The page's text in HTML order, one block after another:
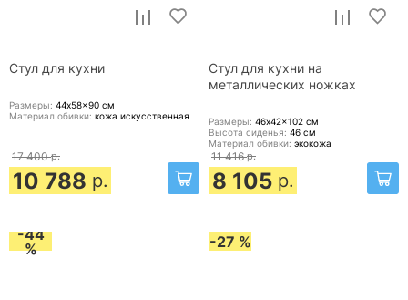
Стул для кухни
Размеры: 44x58x90 см
Материал обивки: кожа искусственная
17 400 р.
10 788 р.
Стул для кухни на
металлических ножках
Размеры: 46x42x102 см
Высота сиденья: 46 см
Материал обивки: экокожа
11 416 р.
8 105 р.
-44
%
-27 %